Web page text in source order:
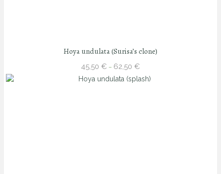
Hoya undulata (Surisa’s clone)
45,50 € – 62,50 €
45,50 €